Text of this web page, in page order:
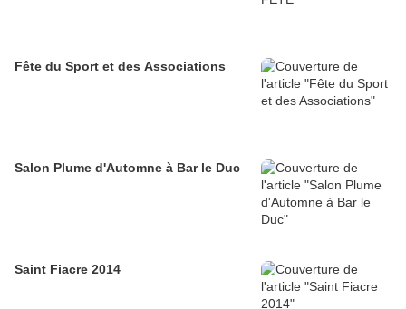
Fête du Sport et des Associations
Salon Plume d'Automne à Bar le Duc
Saint Fiacre 2014